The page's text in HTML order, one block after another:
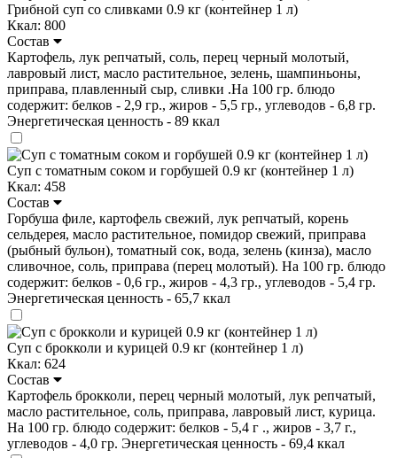
Грибной суп со сливками 0.9 кг (контейнер 1 л)
Ккал: 800
Состав
Картофель, лук репчатый, соль, перец черный молотый,
лавровый лист, масло растительное, зелень, шампиньоны,
приправа, плавленный сыр, сливки .На 100 гр. блюдо
содержит: белков - 2,9 гр., жиров - 5,5 гр., углеводов - 6,8 гр.
Энергетическая ценность - 89 ккал
Суп с томатным соком и горбушей 0.9 кг (контейнер 1 л)
Ккал: 458
Состав
Горбуша филе, картофель свежий, лук репчатый, корень
сельдерея, масло растительное, помидор свежий, приправа
(рыбный бульон), томатный сок, вода, зелень (кинза), масло
сливочное, соль, приправа (перец молотый). На 100 гр. блюдо
содержит: белков - 0,6 гр., жиров - 4,3 гр., углеводов - 5,4 гр.
Энергетическая ценность - 65,7 ккал
Суп с брокколи и курицей 0.9 кг (контейнер 1 л)
Ккал: 624
Состав
Картофель брокколи, перец черный молотый, лук репчатый,
масло растительное, соль, приправа, лавровый лист, курица.
На 100 гр. блюдо содержит: белков - 5,4 г ., жиров - 3,7 г.,
углеводов - 4,0 гр. Энергетическая ценность - 69,4 ккал